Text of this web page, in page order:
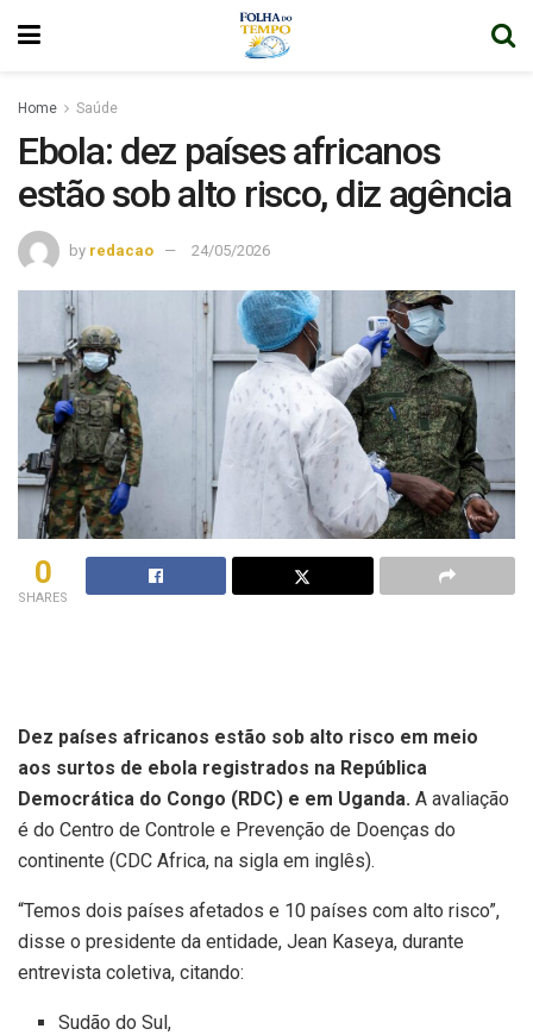
Home Saúde
Ebola: dez países africanos
estão sob alto risco, diz agência
by redacao 24/05/2026
0
SHARES
Dez países africanos estão sob alto risco em meio
aos surtos de ebola registrados na República
Democrática do Congo (RDC) e em Uganda. A avaliação
é do Centro de Controle e Prevenção de Doenças do
continente (CDC Africa, na sigla em inglês).
“Temos dois países afetados e 10 países com alto risco”,
disse o presidente da entidade, Jean Kaseya, durante
entrevista coletiva, citando:
Sudão do Sul,